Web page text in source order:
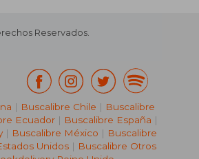
Reservados.
| Buscalibre Chile | Buscalibre
Ecuador | Buscalibre España |
| Buscalibre México | Buscalibre
Unidos| Buscalibre Otros